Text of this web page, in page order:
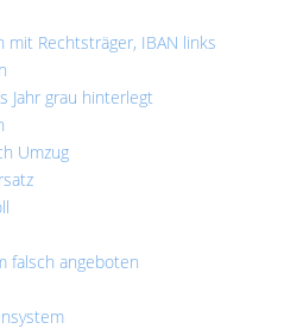
mit Rechtsträger, IBAN links
Jahr grau hinterlegt
Umzug
falsch angeboten